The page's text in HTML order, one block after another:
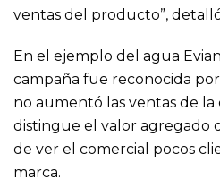
ventas del producto”,
En el ejemplo del agua
campaña fue reconocida
no aumentó las ventas de la
distingue el valor agregado
de ver el comercial pocos
marca.